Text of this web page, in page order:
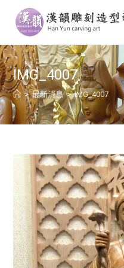
IMG_4007
> 最新消息 > IMG_4007